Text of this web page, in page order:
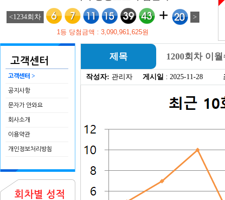
고객센터
고객센터 >
공지사항
문자가 안와요
회사소개
이용약관
개인정보처리방침
회차별 성적
제목 1200회차 이
작성자: 관리자 게시일 : 2025-11-28